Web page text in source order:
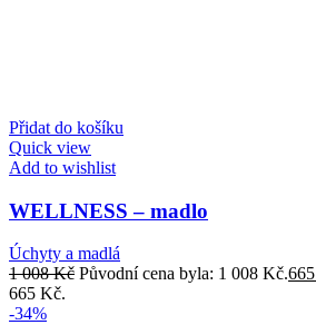
Přidat do košíku
Quick view
Add to wishlist
WELLNESS – madlo
Úchyty a madlá
1 008Kč Původní cena byla: 1 008 Kč.665
665 Kč.
-34%